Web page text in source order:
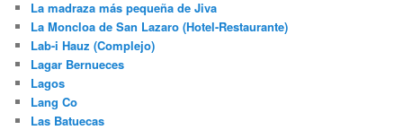
La madraza más pequeña de Jiva
La Moncloa de San Lazaro (Hotel-Restaurante)
Lab-i Hauz (Complejo)
Lagar Bernueces
Lagos
Lang Co
Las Batuecas